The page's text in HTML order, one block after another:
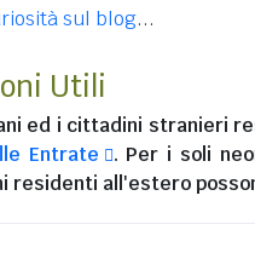
sul blog...
Utili
ed i cittadini stranieri
Entrate
. Per i soli
residenti all'estero